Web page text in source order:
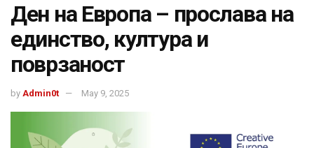
Ден на Европа – прослава на
единство, култура и
поврзаност
by Admin0t May 9, 2025